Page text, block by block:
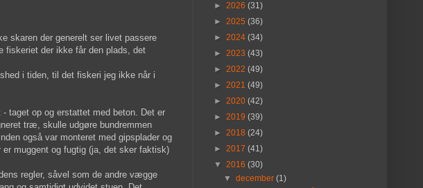
skaren der generelt ser livet passere
fiskeriet der ikke får den plads, det
i tiden, til det fiskeri jeg ikke når i
taget op og erstattet med beton. Det er
træ, skulle udgøre bundremmen
også var monteret med gipsplader og
muggent og fugtig (ja, det sker faktisk)
regler, såvel som de andre vægge
► 2026 (31)
► 2025 (36)
► 2024 (34)
► 2023 (43)
► 2022 (49)
► 2021 (49)
► 2020 (42)
► 2019 (39)
► 2018 (24)
► 2017 (41)
▼ 2016 (30)
▼december(1)